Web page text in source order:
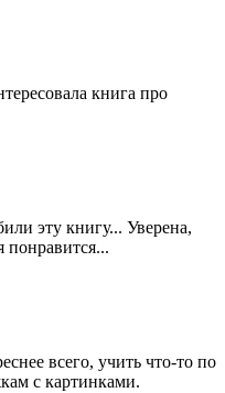
книга про
эту книгу... Уверена,
понравится...
всего, учить что-то по
с картинками.